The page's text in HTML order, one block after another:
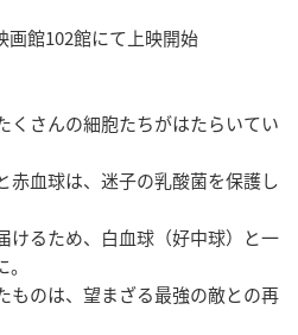
画館102館にて上映開始
さんの細胞たちがはたらいてい
赤血球は、迷子の乳酸菌を保護し
けるため、白血球（好中球）と一
ものは、望まざる最強の敵との再